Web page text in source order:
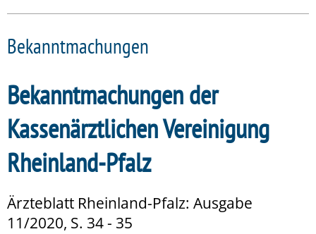
Bekanntmachungen
Bekanntmachungen der
Kassenärztlichen Vereinigung
Rheinland-Pfalz
Ärzteblatt Rheinland-Pfalz: Ausgabe
11/2020, S. 34 - 35